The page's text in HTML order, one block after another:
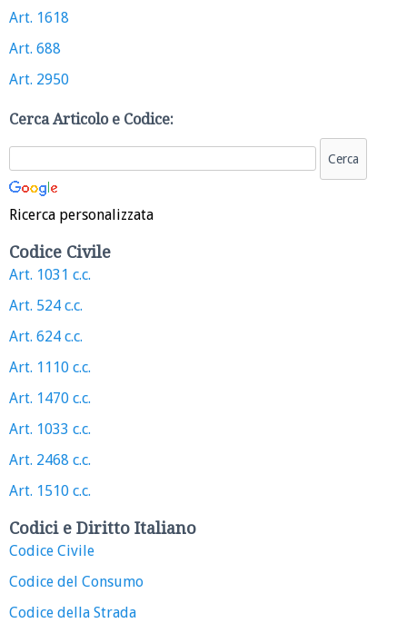
Art. 1618
Art. 688
Art. 2950
Cerca Articolo e Codice:
Ricerca personalizzata
Codice Civile
Art. 1031 c.c.
Art. 524 c.c.
Art. 624 c.c.
Art. 1110 c.c.
Art. 1470 c.c.
Art. 1033 c.c.
Art. 2468 c.c.
Art. 1510 c.c.
Codici e Diritto Italiano
Codice Civile
Codice del Consumo
Codice della Strada